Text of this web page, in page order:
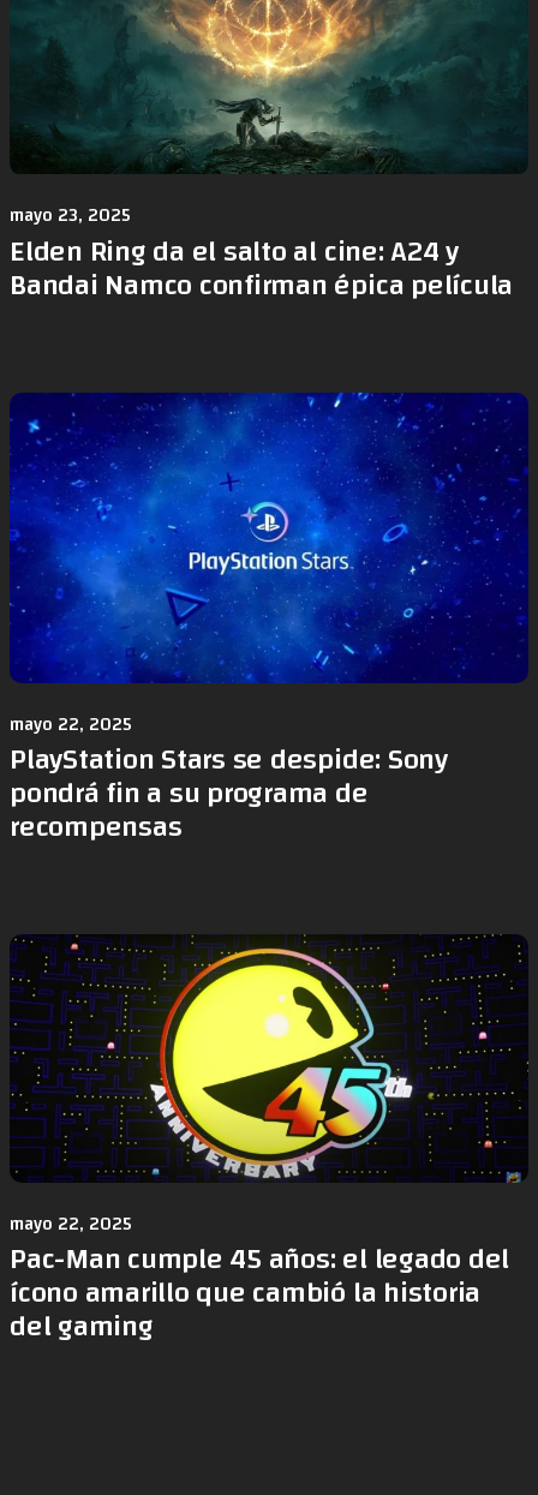
mayo 23, 2025
Elden Ring da el salto al cine: A24 y
Bandai Namco confirman épica película
mayo 22, 2025
PlayStation Stars se despide: Sony
pondrá fin a su programa de
recompensas
mayo 22, 2025
Pac-Man cumple 45 años: el legado del
ícono amarillo que cambió la historia
del gaming